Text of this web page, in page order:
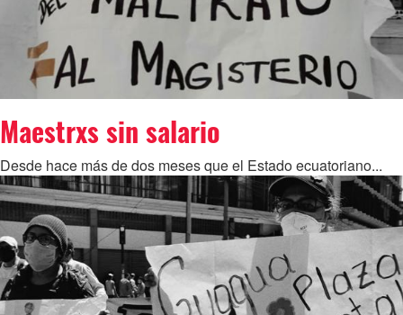
Maestrxs sin salario
Desde hace más de dos meses que el Estado ecuatoriano...